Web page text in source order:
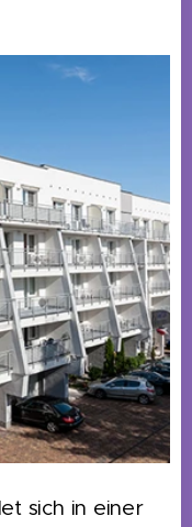
sich in einer